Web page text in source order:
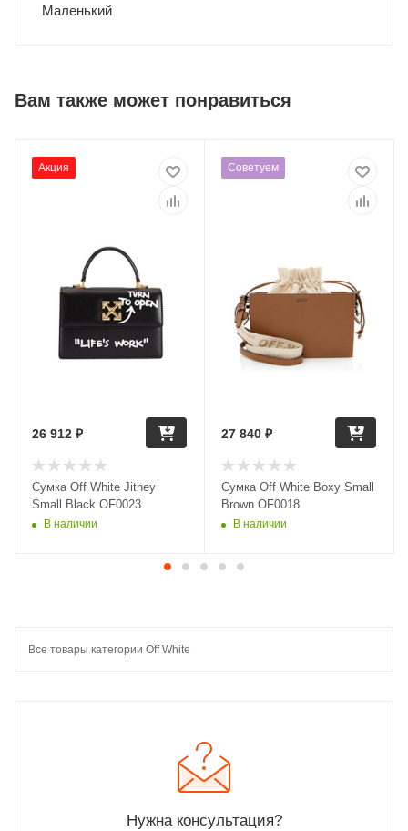
Маленький
Вам также может понравиться
Акция
Сумка Off White Jitney
Small Black OF0023
В наличии
26 912 ₽
Советуем
Сумка Off White Boxy Small
Brown OF0018
В наличии
27 840 ₽
Все товары категории Off White
Нужна консультация?